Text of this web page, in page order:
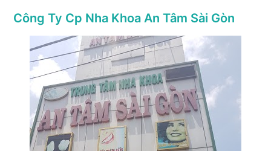
Công Ty Cp Nha Khoa An Tâm Sài Gòn